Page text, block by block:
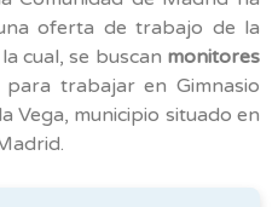
oferta de trabajo de la
cual, se buscan monitores
trabajar en Gimnasio
Vega, municipio situado en